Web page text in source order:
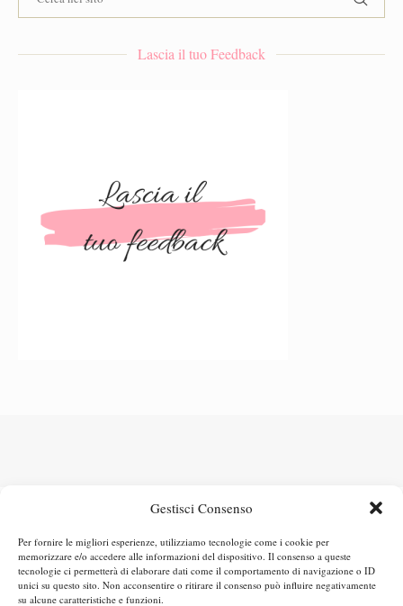
Gestisci Consenso
Per fornire le migliori esperienze, utilizziamo tecnologie come i cookie per
memorizzare e/o accedere alle informazioni del dispositivo. Il consenso a queste
tecnologie ci permetterà di elaborare dati come il comportamento di navigazione o ID
unici su questo sito. Non acconsentire o ritirare il consenso può influire negativamente
su alcune caratteristiche e funzioni.
Lascia il tuo Feedback
Maria Rita – scopri chi sono Cos’è Jamaluca?
Collaborazioni